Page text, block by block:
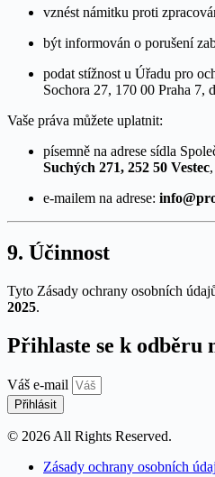
vznést námitku proti
být informován o porušení
podat stížnost u Úřadu pro
Sochora 27, 170 00 Praha 7,
Vaše práva můžete uplatnit:
písemně na adrese sídla
Suchých 271, 252 50 Vestec,
e-mailem na adrese:
9. Účinnost
Tyto Zásady ochrany osobních
2025.
Přihlaste se k odběru
Váš e-mail
Přihlásit
© 2026 All Rights Reserved.
Zásady ochrany osobních